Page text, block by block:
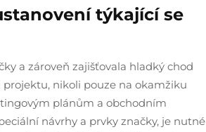
týkající se
a zároveň zajišťovala hladký chod
nikoli pouze na okamžiku
plánům a obchodním
návrhy a prvky značky, je nutné